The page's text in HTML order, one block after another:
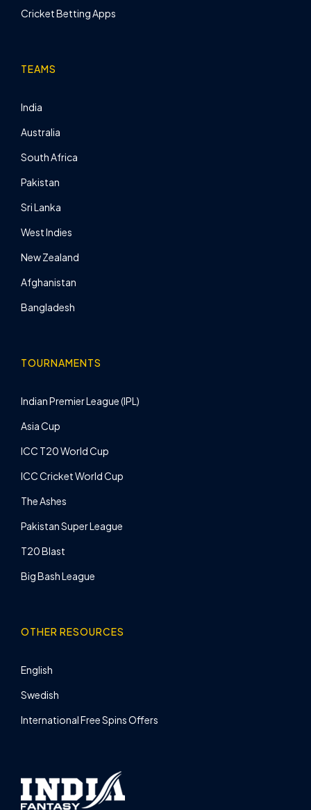
Cricket Betting Apps
TEAMS
India
Australia
South Africa
Pakistan
Sri Lanka
West Indies
New Zealand
Afghanistan
Bangladesh
TOURNAMENTS
Indian Premier League (IPL)
Asia Cup
ICC T20 World Cup
ICC Cricket World Cup
The Ashes
Pakistan Super League
T20 Blast
Big Bash League
OTHER RESOURCES
English
Swedish
International Free Spins Offers